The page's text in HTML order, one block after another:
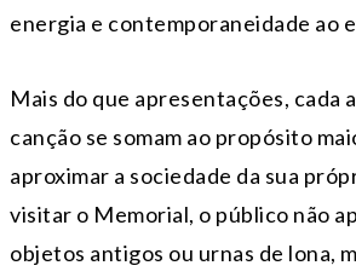
energia e contemporaneidade ao
Mais do que apresentações, cada
canção se somam ao propósito
aproximar a sociedade da sua
visitar o Memorial, o público não
objetos antigos ou urnas de lona,